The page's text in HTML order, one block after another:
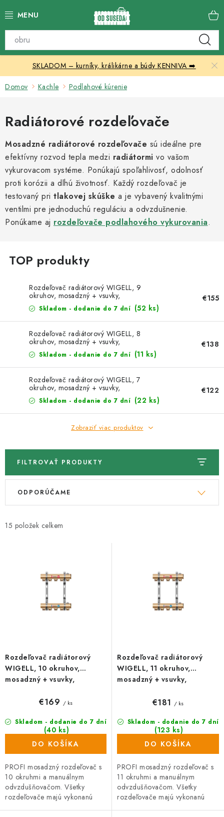
na
Katalóg produktov
Skleníky
Chovateľské potreby
Prístrešky
Vonkajšia dlažba
Kontakty
Kachle
SKLADOM – kurníky, králikárne a búdy KENNIVA ➡️
Domov Kachle Podlahové kúrenie
Radiátorové rozdeľovače
Mosadzné radiátorové rozdeľovače sú ideálne pre
efektívny rozvod tepla medzi radiátormi vo vašom
vykurovacom systéme. Ponúkajú spoľahlivosť, odolnosť
proti korózii a dlhú životnosť. Každý rozdeľovač je
testovaný pri tlakovej skúške a je vybavený kvalitnými
ventilmi pre jednoduchú reguláciu a odvzdušnenie.
Ponúkame aj rozdeľovače podlahového vykurovania.
Rozdeľovač radiátorový WIGELL, 9
okruhov, mosadzný + vsuvky,
odvzdušňovanie na kľúč
Skladom - dodanie do 7 dní (52 ks)
€155
Rozdeľovač radiátorový WIGELL, 8
okruhov, mosadzný + vsuvky,
odvzdušňovanie na kľúč
Skladom - dodanie do 7 dní (11 ks)
€138
Rozdeľovač radiátorový WIGELL, 7
okruhov, mosadzný + vsuvky,
odvzdušňovanie na kľúč
Skladom - dodanie do 7 dní (22 ks)
€122
Zobraziť viac produktov
FILTROVAŤ PRODUKTY
V
i
o
v
15
R
e
k
t
o
ODPORÚČAME
Rozdeľovač radiátorový
WIGELL, 10 okruhov,
mosadzný + vsuvky,
Skladom - dodanie do 7 dní
(40 ks)
€169 / ks
DO KOŠÍKA
PROFI mosadzný rozdeľovač s
10 okruhmi a manuálnym
odvzdušňovačom. Všetky
rozdeľovače majú vykonanú
Rozdeľovač radiátorový
WIGELL, 11 okruhov,
mosadzný + vsuvky,
Skladom - dodanie do 7 dní
(123 ks)
€181 / ks
DO KOŠÍKA
PROFI mosadzný rozdeľovač s
11 okruhmi a manuálnym
odvzdušňovačom. Všetky
rozdeľovače majú vykonanú